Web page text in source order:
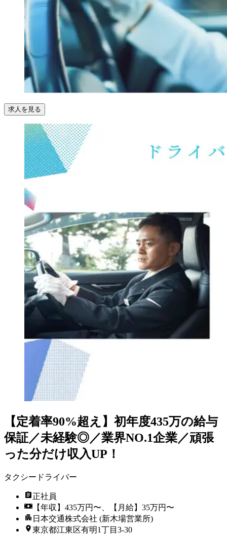
求人を見る
【定着率90%超え】初年度435万の給与
保証／未経験◎／業界NO.1企業／頑張
った分だけ収入UP！
タクシードライバー
正社員
【年収】435万円〜、【月給】35万円〜
日本交通株式会社 (新木場営業所)
東京都江東区有明1丁目3-30